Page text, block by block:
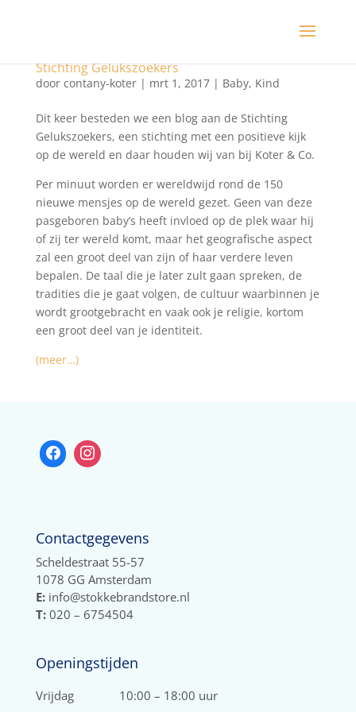
Stichting Gelukszoekers
door contany-koter| mrt 1, 2017| Baby, Kind
Dit keer besteden we een blog aan de Stichting
Gelukszoekers, een stichting met een positieve kijk
op de wereld en daar houden wij van bij Koter & Co.
Per minuut worden er wereldwijd rond de 150
nieuwe mensjes op de wereld gezet. Geen van deze
pasgeboren baby’s heeft invloed op de plek waar hij
of zij ter wereld komt, maar het geografische aspect
zal een groot deel van zijn of haar verdere leven
bepalen. De taal die je later zult gaan spreken, de
tradities die je gaat volgen, de cultuur waarbinnen je
wordt grootgebracht en vaak ook je religie, kortom
een groot deel van je identiteit.
(meer…)
Contactgegevens
Scheldestraat 55-57
1078 GG Amsterdam
E:info@stokkebrandstore.nl
T:020 – 6754504
Openingstijden
Vrijdag 10:00 – 18:00 uur